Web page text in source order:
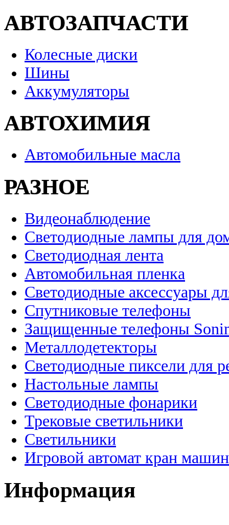
АВТОЗАПЧАСТИ
Колесные диски
Шины
Аккумуляторы
АВТОХИМИЯ
Автомобильные масла
РАЗНОЕ
Видеонаблюдение
Светодиодные лампы для
Светодиодная лента
Автомобильная пленка
Светодиодные аксессуары
Спутниковые телефоны
Защищенные телефоны
Металлодетекторы
Светодиодные пиксели для
Настольные лампы
Светодиодные фонарики
Трековые светильники
Светильники
Игровой автомат кран
Информация